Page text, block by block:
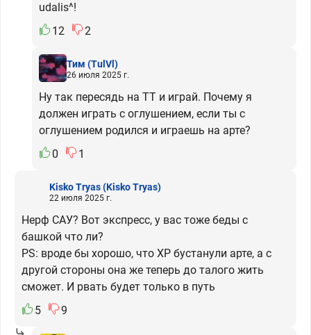
udalis^!
12
2
Тим (TulVl)
26 июля 2025 г.
Ну так пересядь на ТТ и играй. Почему я
должен играть с оглушением, если ты с
оглушением родился и играешь на арте?
0
1
Kisko Tryas(Kisko Tryas)
22 июля 2025 г.
Нерф САУ? Вот экспресс, у вас тоже беды с
башкой что ли?
PS: вроде бы хорошо, что ХР бустанули арте, а с
другой стороны она же теперь до талого жить
сможет. И рвать будет только в путь
5
9